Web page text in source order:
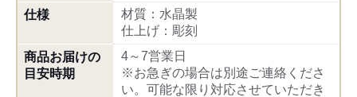
仕様
材質：水晶製
仕上げ：彫刻
商品お届けの
目安時期
4～7営業日
※お急ぎの場合は別途ご連絡くださ
い。可能な限り対応させていただき